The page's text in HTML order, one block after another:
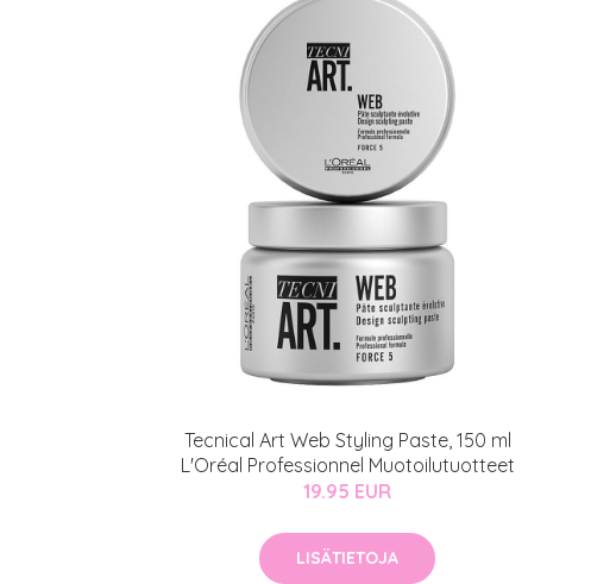
Tecnical Art Web Styling Paste, 150 ml
L'Oréal Professionnel Muotoilutuotteet
19.95 EUR
LISÄTIETOJA